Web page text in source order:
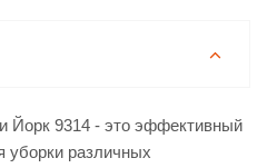
Йорк 9314 - это эффективный
уборки различных